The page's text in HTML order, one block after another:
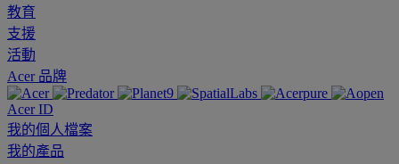
教育
支援
活動
Acer 品牌
Acer ID
我的個人檔案
我的產品